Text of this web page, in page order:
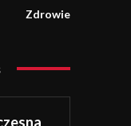
Zdrowie